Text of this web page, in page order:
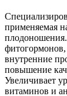
применяемая
внутренние
повышение
Увеличивает
витаминов и